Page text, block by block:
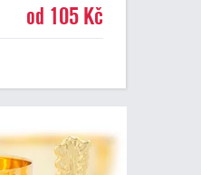
od 105 Kč